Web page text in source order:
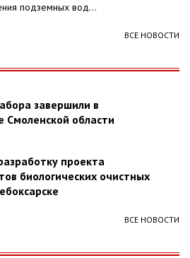
подземных вод...
ВСЕ НОВОСТИ
завершили в
Смоленской области
проекта
биологических очистных
ВСЕ НОВОСТИ